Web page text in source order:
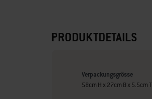
PRODUKTDETAILS
Verpackungsgrösse
58cm H x 27cm B x 5.5cm T